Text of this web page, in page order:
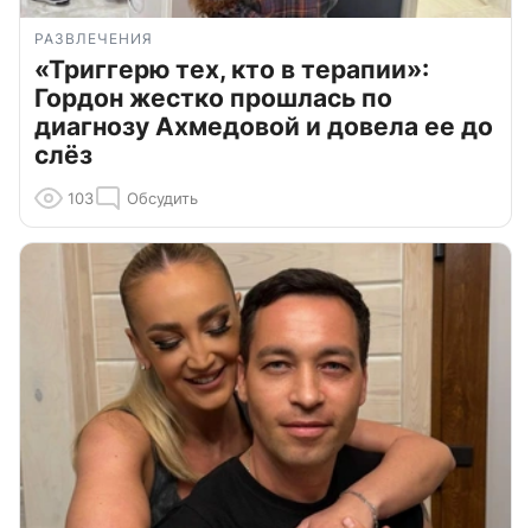
РАЗВЛЕЧЕНИЯ
«Триггерю тех, кто в терапии»:
Гордон жестко прошлась по
диагнозу Ахмедовой и довела ее до
слёз
103 Обсудить